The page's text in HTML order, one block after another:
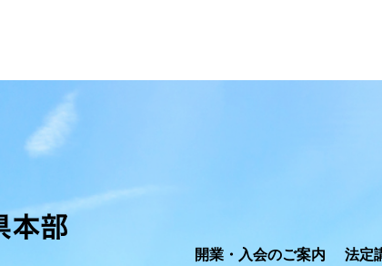
開業・入会のご案内 法定